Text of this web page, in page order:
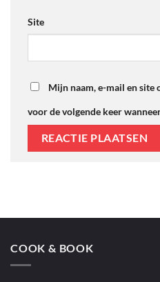
Site
Mijn naam, e-mail en site
voor de volgende keer
COOK & BOOK